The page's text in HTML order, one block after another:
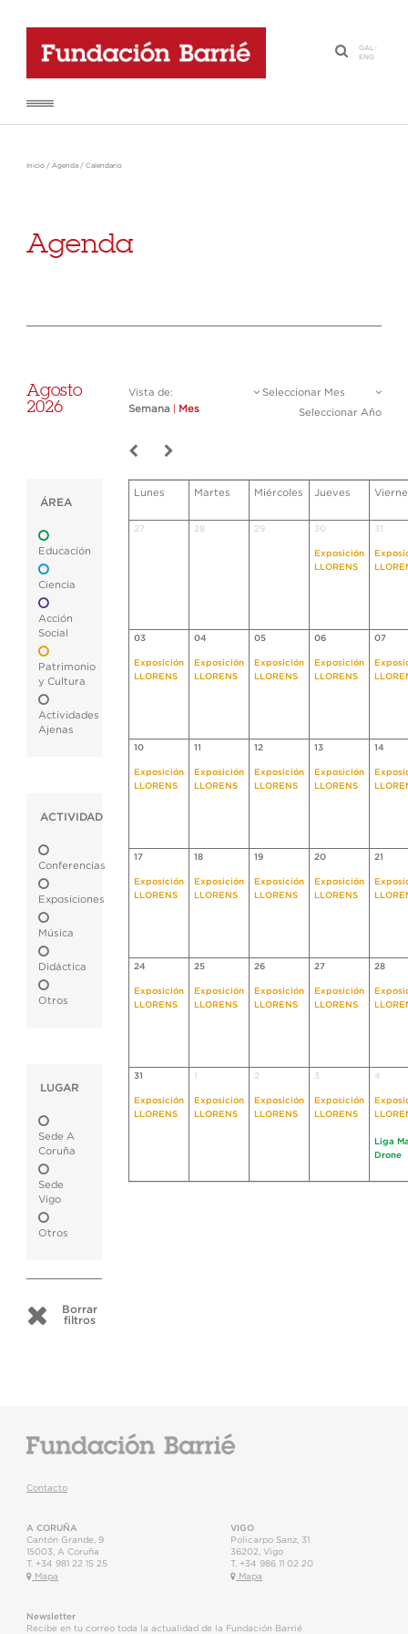
·
GAL-
ENG
Inicio / Agenda / Calendario
Agenda
Agosto
2026
Vista de:
Semana
Mes
Seleccionar Mes
Seleccionar Año
ÁREA
Educación
Ciencia
Acción
Social
Patrimonio
y Cultura
Actividades
Ajenas
ACTIVIDAD
Conferencias
Exposiciones
Música
Didáctica
Otros
LUGAR
Sede A
Coruña
Sede
Vigo
Otros
Borrar
filtros
Lunes Martes Miércoles Jueves
27 28 29 30
Exposición
LLORENS
31
03
Exposición
LLORENS
04
Exposición
LLORENS
05
Exposición
LLORENS
06
Exposición
LLORENS
07
10
Exposición
LLORENS
11
Exposición
LLORENS
12
Exposición
LLORENS
13
Exposición
LLORENS
14
17
Exposición
LLORENS
18
Exposición
LLORENS
19
Exposición
LLORENS
20
Exposición
LLORENS
21
24
Exposición
LLORENS
25
Exposición
LLORENS
26
Exposición
LLORENS
27
Exposición
LLORENS
28
31
Exposición
LLORENS
Exposición
LLORENS
2
Exposición
LLORENS
3
Exposición
LLORENS
4
Liga
Drone
Contacto
A CORUÑA
Cantón Grande, 9
15003
A Coruña
T. +34 981 22 15 25
Mapa
VIGO
Policarpo Sanz, 31
36202 Vigo
T. +34 986 11 02 20
Mapa
Newsletter
Recibe en tu correo toda la actualidad de la Fundación Barrié